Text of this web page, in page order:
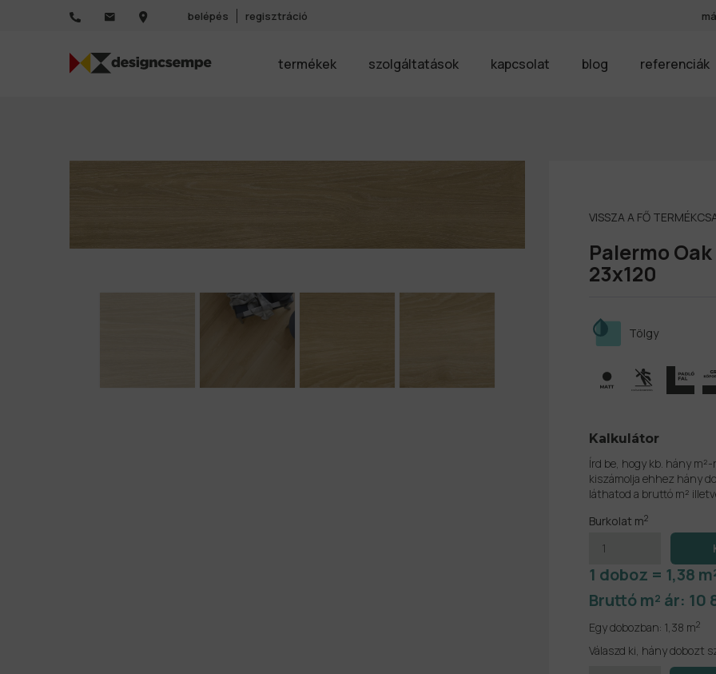
belépés regisztráció
termékek szolgáltatások kapcsolat blog referenciák
VISSZA A FŐ
Palermo
23x120
Tölgy
Kalkulátor
Írd be, hogy kb. hány
kiszámolja ehhez hány
láthatod a bruttó m²
Burkolat m2
1 doboz = 1,38
Bruttó m² ár: 10
Egy dobozban: 1,38 m2
Válaszd ki, hány dobozt